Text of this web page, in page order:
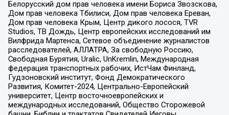
Белорусский дом прав человека имени Бориса Звозскова,
Дом прав человека Тбилиси, Дом прав человека Ереван,
Дом прав человека Крым, Центр дикого лосося, TVR
Studios, ТВ Дождь, Центр европейских исследований им
Вилфрида Мартенса, Сетевое объединение журналистов
расследователей, АЛЛАТРА, За свободную Россию,
Свободная Бурятия, Uralic, UnKremlin, Международная
федерация транспортных рабочих, ИстЧам Финланд,
Гудзоновский институт, Фонд Демократического
Развития, Комитет-2024, Центрально-Европейский
университет, Центр восточноевропейских и
международных исследований, Общество Сторожевой